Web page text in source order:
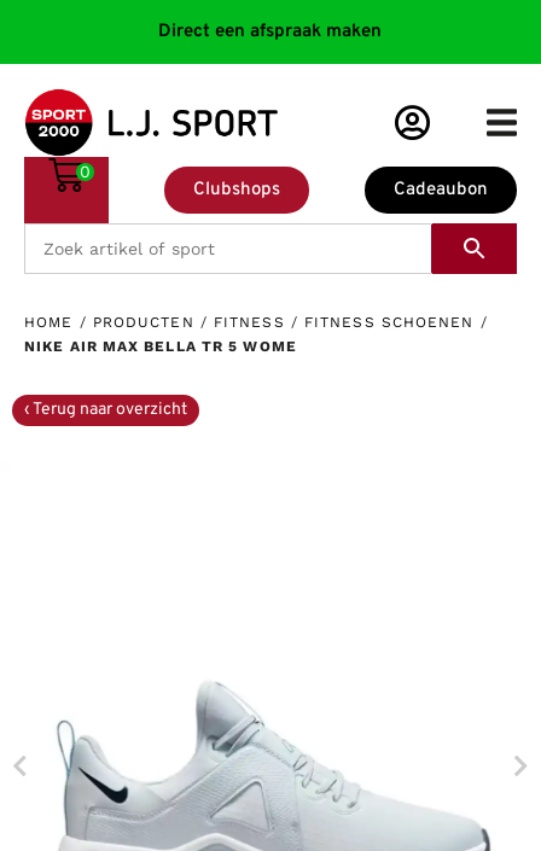
Direct een afspraak maken
Cadeaubon
Clubshops
0
HOME / PRODUCTEN / FITNESS / FITNESS SCHOENEN /
NIKE AIR MAX BELLA TR 5 WOME